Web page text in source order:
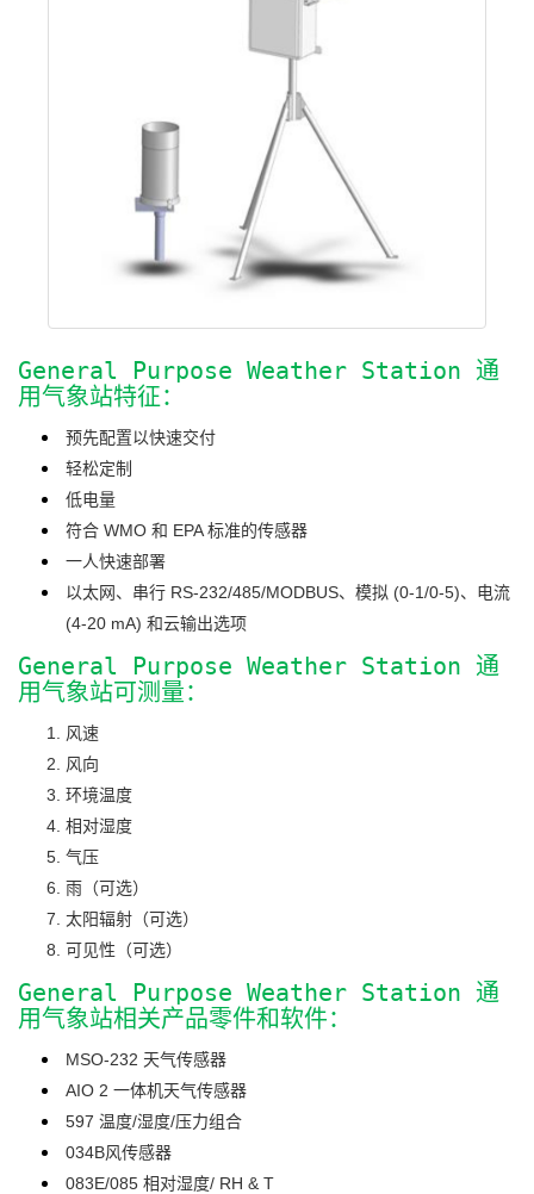
General Purpose Weather Station 通
用气象站特征：
预先配置以快速交付
轻松定制
低电量
符合 WMO 和 EPA 标准的传感器
一人快速部署
以太网、串行 RS-232/485/MODBUS、模拟 (0-1/0-5)、电流
(4-20 mA) 和云输出选项
General Purpose Weather Station 通
用气象站可测量：
风速
风向
环境温度
相对湿度
气压
雨（可选）
太阳辐射（可选）
可见性（可选）
General Purpose Weather Station 通
用气象站相关产品零件和软件：
MSO-232 天气传感器
AIO 2 一体机天气传感器
597 温度/湿度/压力组合
034B风传感器
083E/085 相对湿度/ RH & T